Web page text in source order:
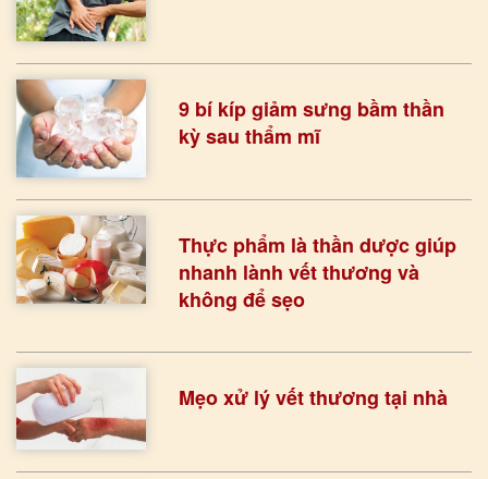
9 bí kíp giảm sưng bầm thần
kỳ sau thẩm mĩ
Thực phẩm là thần dược giúp
nhanh lành vết thương và
không để sẹo
Mẹo xử lý vết thương tại nhà